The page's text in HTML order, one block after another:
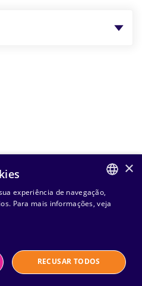
PORTUGUESE
×
experiência de navegação,
Para mais informações, veja
RECUSAR TODOS